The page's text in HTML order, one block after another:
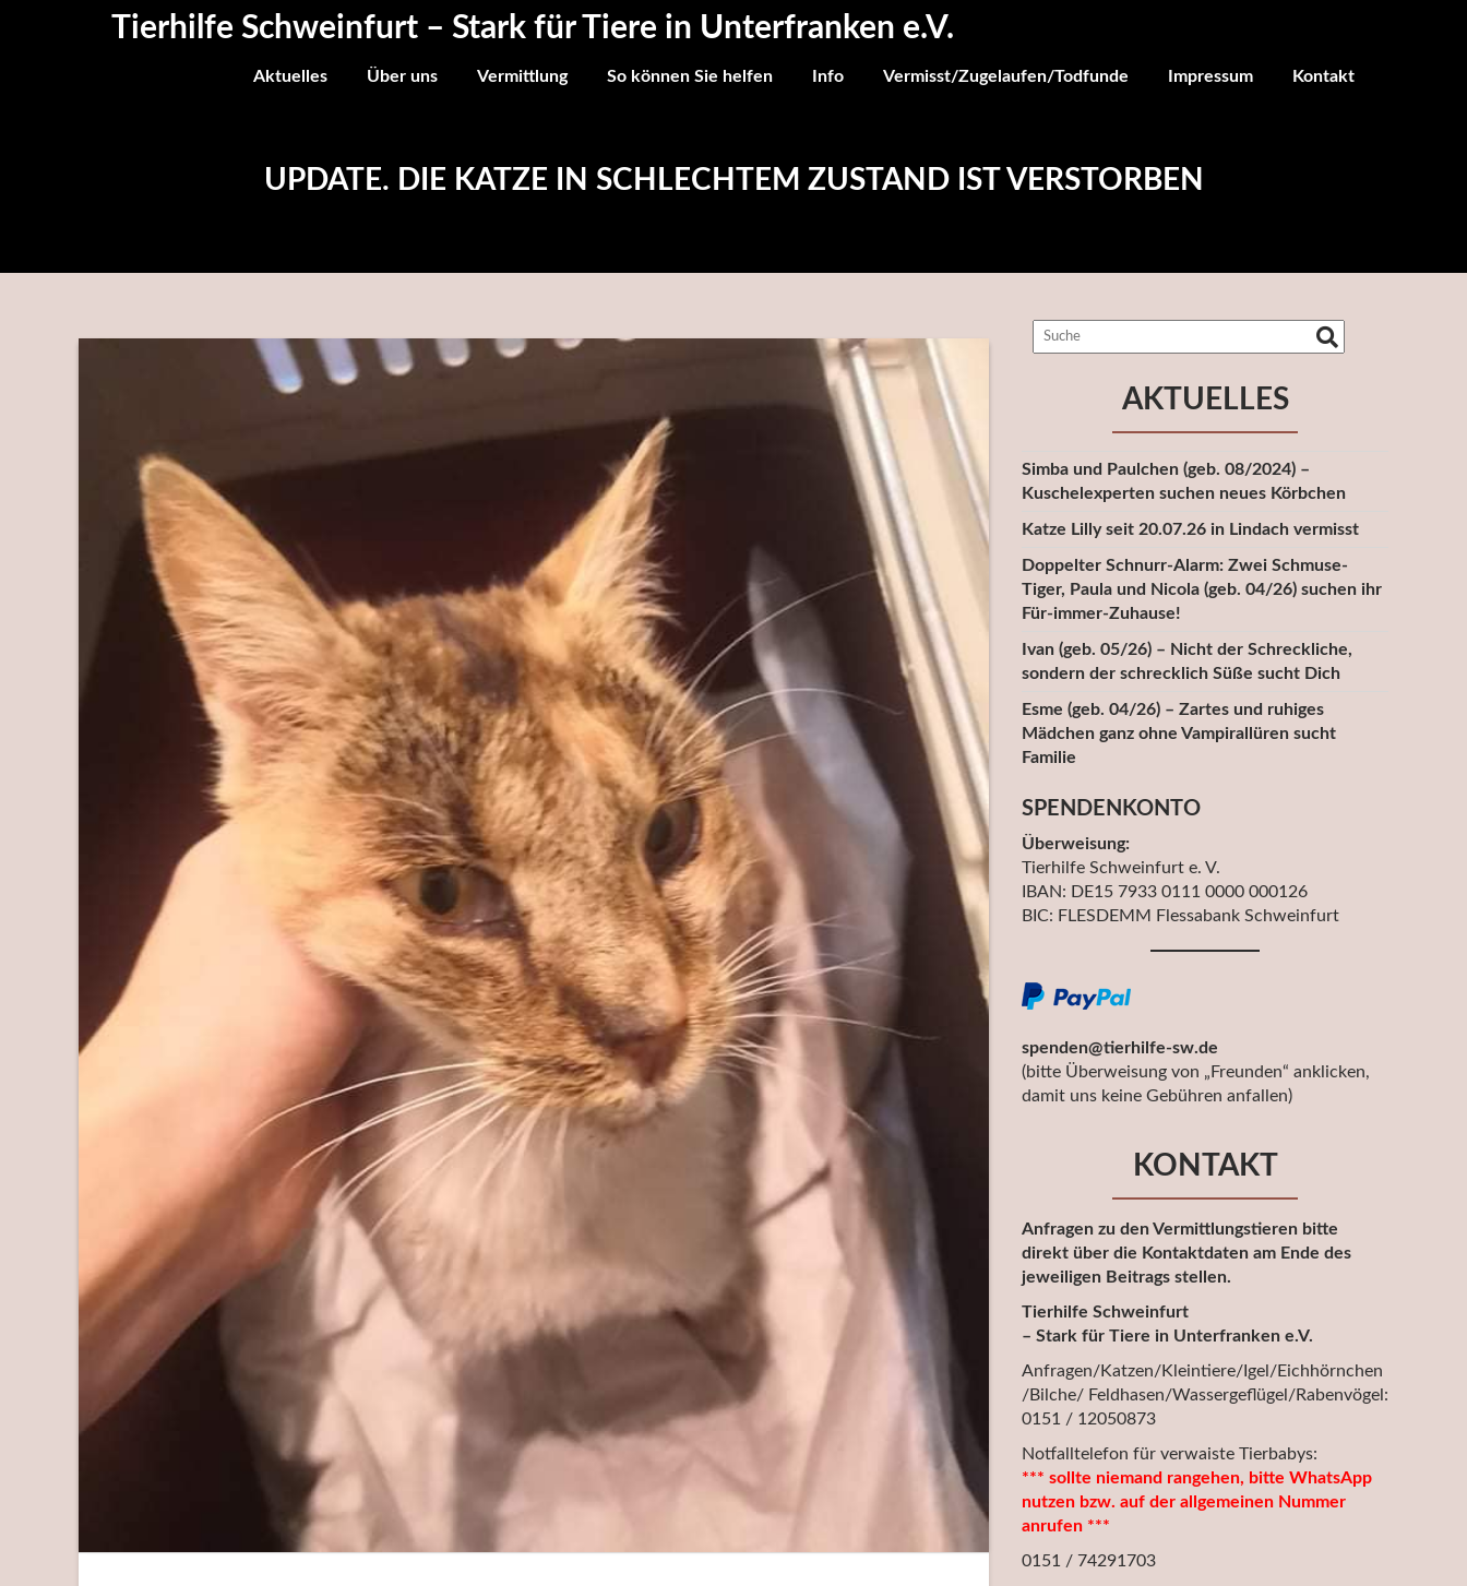
Tierhilfe Schweinfurt – Stark für Tiere in Unterfranken e.V.
Aktuelles Über uns Vermittlung So können Sie helfen Info Vermisst/Zugelaufen/Todfunde Impressum Kontakt
UPDATE. DIE KATZE IN SCHLECHTEM ZUSTAND IST VERSTORBEN
AKTUELLES
Simba und Paulchen (geb. 08/2024) –
Kuschelexperten suchen neues Körbchen
Katze Lilly seit 20.07.26 in Lindach vermisst
Doppelter Schnurr-Alarm: Zwei Schmuse-
Tiger, Paula und Nicola (geb. 04/26) suchen ihr
Für-immer-Zuhause!
Ivan (geb. 05/26) – Nicht der Schreckliche,
sondern der schrecklich Süße sucht Dich
Esme (geb. 04/26) – Zartes und ruhiges
Mädchen ganz ohne Vampirallüren sucht
Familie
SPENDENKONTO
Überweisung:
Tierhilfe Schweinfurt e. V.
IBAN: DE15 7933 0111 0000 000126
BIC: FLESDEMM Flessabank Schweinfurt
spenden@tierhilfe-sw.de
(bitte Überweisung von „Freunden“ anklicken,
damit uns keine Gebühren anfallen)
KONTAKT
Anfragen zu den Vermittlungstieren bitte
direkt über die Kontaktdaten am Ende des
jeweiligen Beitrags stellen.
Tierhilfe Schweinfurt
– Stark für Tiere in Unterfranken e.V.
Anfragen/Katzen/Kleintiere/Igel/Eichhörnchen
/Bilche/ Feldhasen/Wassergeflügel/Rabenvögel:
0151 / 12050873
Notfalltelefon für verwaiste Tierbabys:
*** sollte niemand rangehen, bitte WhatsApp
nutzen bzw. auf der allgemeinen Nummer
anrufen ***
0151 / 74291703